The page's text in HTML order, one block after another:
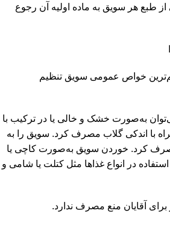
از طبع هر سویق به ماده اولیه آن رجوع
خواص عمومی سویق تنظیم
به‌صورت خشک و خالی یا در ترکیب با
با اندکی گلاب مصرف کرد. سویق را به
کرد. خوردن سویق به‌صورت کاچی یا
در انواع غذاها مثل کتلت یا شامی و
آقایان منع مصرف ندارد.